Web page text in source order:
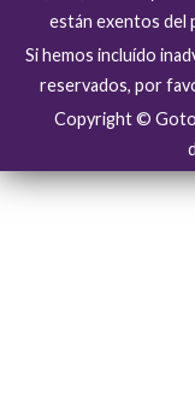
están exentos del
Si hemos incluído
reservados, por
Copyright ©